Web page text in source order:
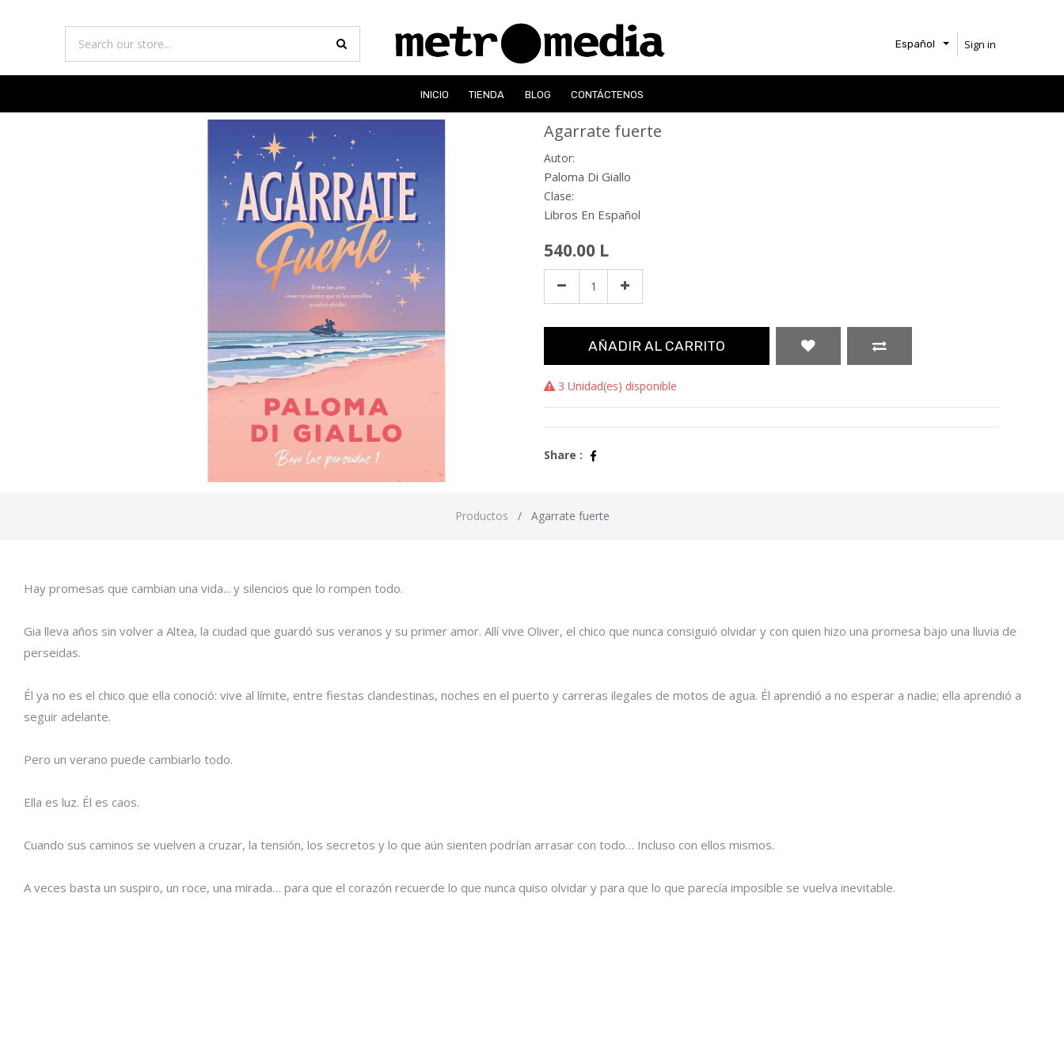
Español Sign in
INICIO TIENDA BLOG CONTÁCTENOS
Agarrate fuerte
Autor:
Paloma Di Giallo
Clase:
Libros En Español
540.00 L
AÑADIR AL CARRITO
3 Unidad(es) disponible
Share :
Productos Agarrate fuerte
Hay promesas que cambian una vida... y silencios que lo rompen todo.
Gia lleva años sin volver a Altea, la ciudad que guardó sus veranos y su primer amor. Allí vive Oliver, el chico que nunca consiguió olvidar y con quien hizo una promesa bajo una lluvia de
perseidas.
Él ya no es el chico que ella conoció: vive al límite, entre fiestas clandestinas, noches en el puerto y carreras ilegales de motos de agua. Él aprendió a no esperar a nadie; ella aprendió a
seguir adelante.
Pero un verano puede cambiarlo todo.
Ella es luz. Él es caos.
Cuando sus caminos se vuelven a cruzar, la tensión, los secretos y lo que aún sienten podrían arrasar con todo… Incluso con ellos mismos.
A veces basta un suspiro, un roce, una mirada… para que el corazón recuerde lo que nunca quiso olvidar y para que lo que parecía imposible se vuelva inevitable.